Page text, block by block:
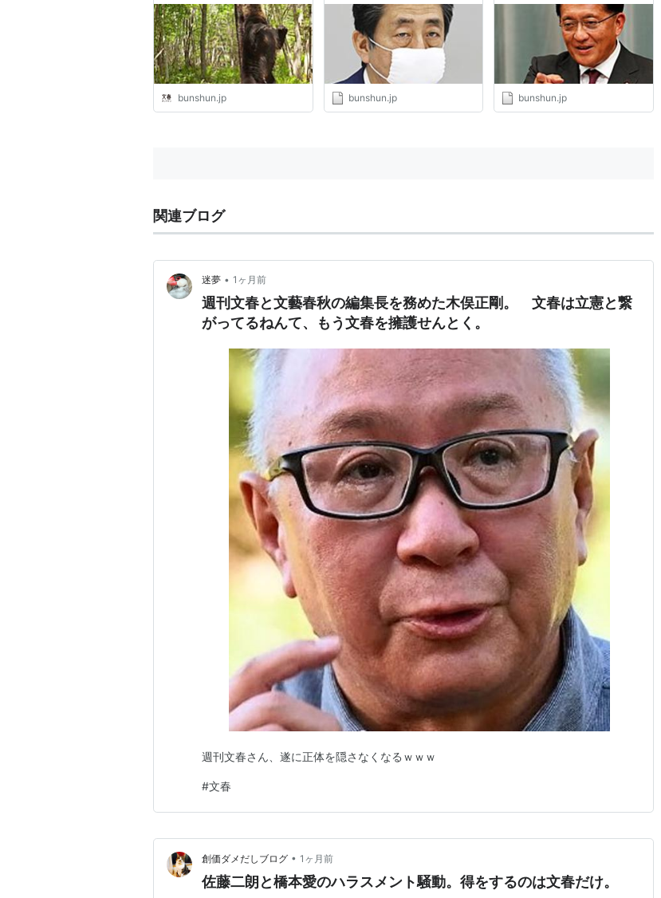
た“違和感” | 文春オンライン
bunshun.jp bunshun.jp bunshun.jp
関連ブログ
迷夢 • 1ヶ月前
週刊文春と文藝春秋の編集長を務めた木俣正剛。 文春は立憲と繋
がってるねんて、もう文春を擁護せんとく。
週刊文春さん、遂に正体を隠さなくなるｗｗｗ
#文春
創価ダメだしブログ • 1ヶ月前
佐藤二朗と橋本愛のハラスメント騒動。得をするのは文春だけ。